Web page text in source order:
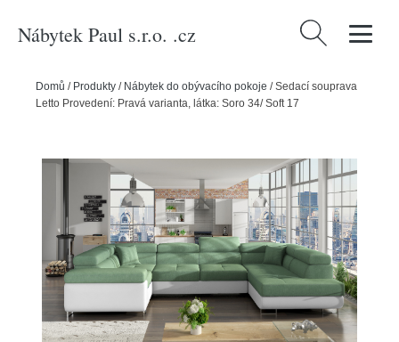
Nábytek Paul s.r.o. .cz Vyhledávání
Domů / Produkty / Nábytek do obývacího pokoje /Sedací souprava
Letto Provedení: Pravá varianta, látka: Soro 34/ Soft 17